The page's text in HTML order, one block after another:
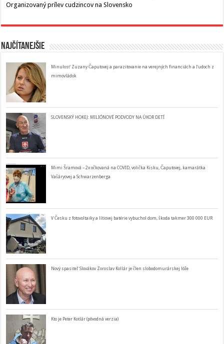
Organizovaný prílev cudzincov na Slovensko
Najčítanejšie
Minulosť Zuzany Čaputovej a parazitovanie na verejných financiách a ľudoch z
mimovládok
SLOVENSKÝ HOKEJ: MILIÓNOVÉ PODVODY NA ÚKOR DETÍ
Mimi Šramová – 2x očkovaná na COVID, volička Kisku, Čaputovej, kamarátka
Vašáryovej a Schwarzenberga
V Česku z fotovoltaiky a lítiovej batérie vybuchol dom, škoda takmer 300 000 EUR
Nový spasiteľ Slovákov Zoroslav Kollár je člen slobodomurárskej lóže
Kto je Peter Kotlár (pôvodná verzia)